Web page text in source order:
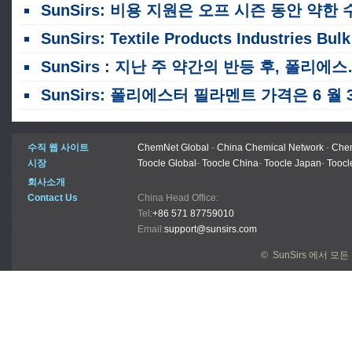
SunSirs: 비용 지원은 오프 시즌 동안 약한 수요를 상쇄하지 못하고, 폴리에스터 필라멘트 가격은 이번 주 급증 후 후퇴했습
SunSirs: Textile Products Industries Bulk Commodity Intelligence (2026 년 7 월 14
SunSirs : 지난 주 약간의 반등 후, 폴리에스터 필라멘트 가격은 가격 센터가 하향으로 계속 약화되었습니다.
SunSirs: 폴리에스터 필라멘트 가격은 6 월 3 주에 급격히 하락하기 전에 처음에는 급증했습
수직 웹 사이트 ChemNet Global - China Chemical Network -
시장
Toocle Global- Toocle China- Toocle Japan-
회사소개
Contact Us
China Head Office:
Tel:+86 571 87759010
Email:support@sunsirs.com
© SunSirs 에서 모